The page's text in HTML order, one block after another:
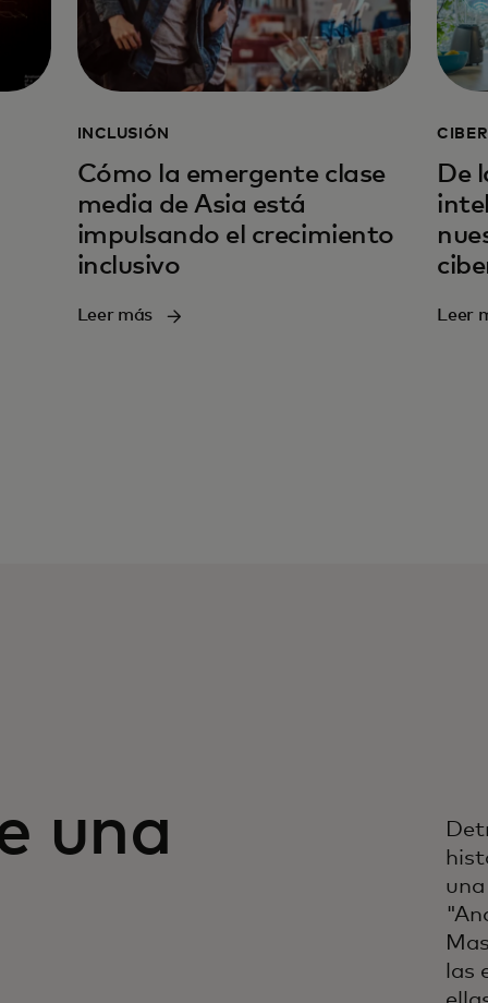
INCLUSIÓN
Cómo la emergente clase
media de Asia está
impulsando el crecimiento
inclusivo
Leer más
De
Leer
una
las